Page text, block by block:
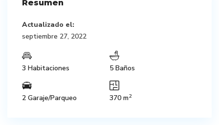
Resumen
Actualizado el:
septiembre 27, 2022
3 Habitaciones 5 Baños
2 Garaje/Parqueo 370 m2